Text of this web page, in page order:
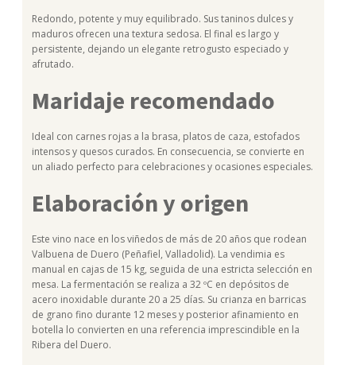
Redondo, potente y muy equilibrado. Sus taninos dulces y
maduros ofrecen una textura sedosa. El final es largo y
persistente, dejando un elegante retrogusto especiado y
afrutado.
Maridaje recomendado
Ideal con carnes rojas a la brasa, platos de caza, estofados
intensos y quesos curados. En consecuencia, se convierte en
un aliado perfecto para celebraciones y ocasiones especiales.
Elaboración y origen
Este vino nace en los viñedos de más de 20 años que rodean
Valbuena de Duero (Peñafiel, Valladolid). La vendimia es
manual en cajas de 15 kg, seguida de una estricta selección en
mesa. La fermentación se realiza a 32 ºC en depósitos de
acero inoxidable durante 20 a 25 días. Su crianza en barricas
de grano fino durante 12 meses y posterior afinamiento en
botella lo convierten en una referencia imprescindible en la
Ribera del Duero.